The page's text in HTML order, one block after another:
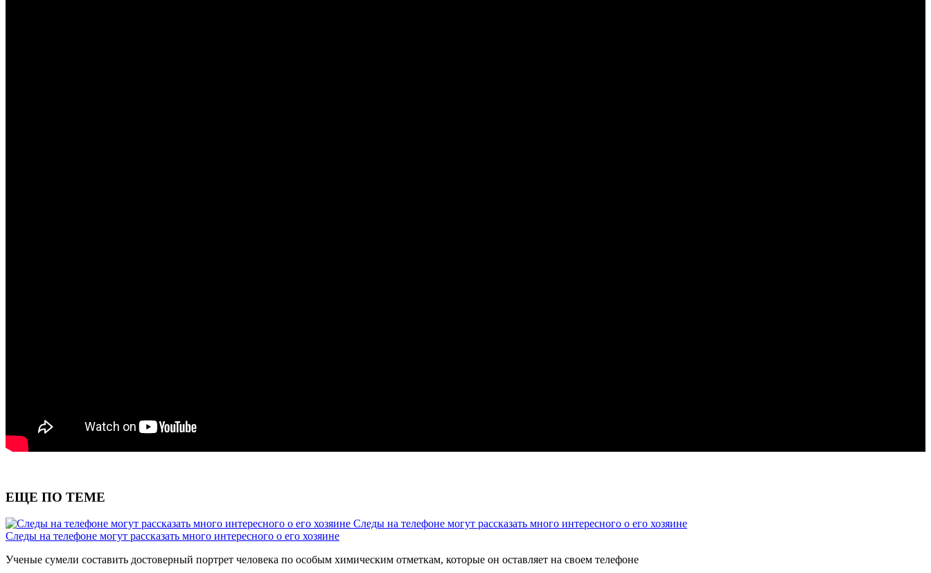
ЕЩЕ ПО ТЕМЕ
Следы на телефоне могут рассказать много интересного о его хозяине
Следы на телефоне могут рассказать много интересного о его хозяине
Ученые сумели составить достоверный портрет человека по особым химическим отметкам, которые он оставляет на своем телефоне